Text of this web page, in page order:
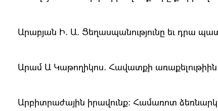
Արաբյան Ի. Ա. Ցեղասպանությունը եւ դրա
Արամ Ա Կաթողիկոս. Հավատքի
Արբիտրաժային իրավունք: Համառոտ